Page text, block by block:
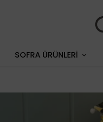
SOFRA ÜRÜNLERİ